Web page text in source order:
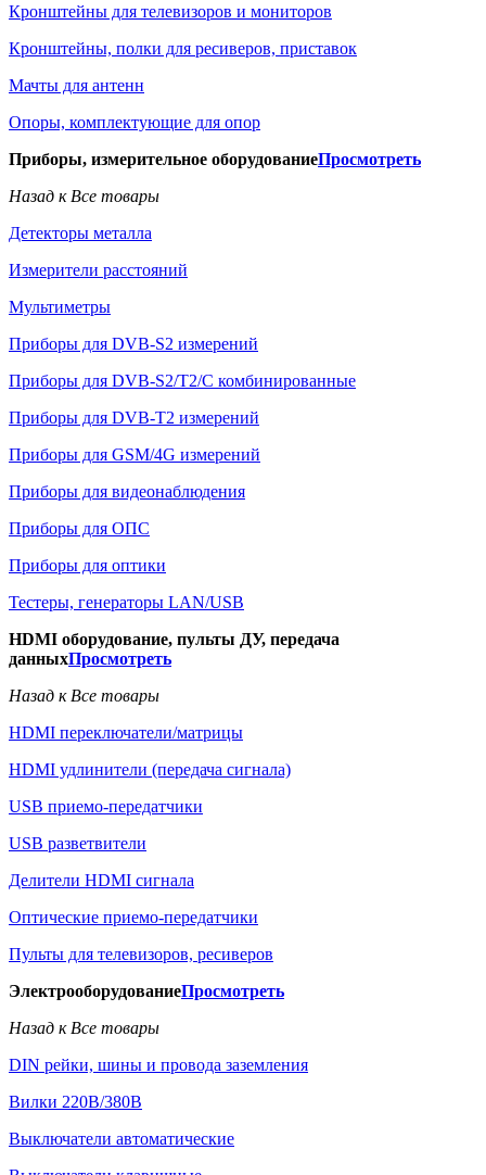
Кронштейны для телевизоров и мониторов
Кронштейны, полки для ресиверов, приставок
Мачты для антенн
Опоры, комплектующие для опор
Приборы, измерительное оборудованиеПросмотреть
Назад к Все товары
Детекторы металла
Измерители расстояний
Мультиметры
Приборы для DVB-S2 измерений
Приборы для DVB-S2/T2/C комбинированные
Приборы для DVB-T2 измерений
Приборы для GSM/4G измерений
Приборы для видеонаблюдения
Приборы для ОПС
Приборы для оптики
Тестеры, генераторы LAN/USB
HDMI оборудование, пульты ДУ, передача
данныхПросмотреть
Назад к Все товары
HDMI переключатели/матрицы
HDMI удлинители (передача сигнала)
USB приемо-передатчики
USB разветвители
Делители HDMI сигнала
Оптические приемо-передатчики
Пульты для телевизоров, ресиверов
ЭлектрооборудованиеПросмотреть
Назад к Все товары
DIN рейки, шины и провода заземления
Вилки 220В/380В
Выключатели автоматические